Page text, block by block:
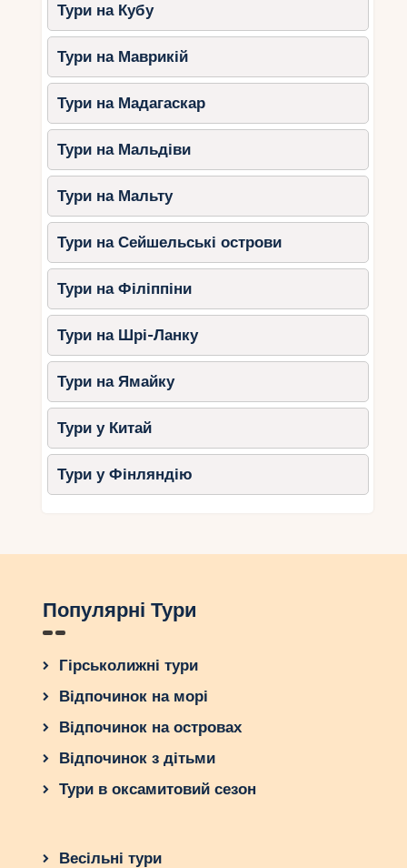
Лазурний Берег Франції пропонує величезну
різноманітність розваг для дітей. Від тематичних
парків та музеїв до природних заповідників та
пляжів тут кожен знайде щось до душі.
Плануйте свій відпочинок заздалегідь, щоб
встигнути насолодитися всіма можливостями
ці канікули надовго!
Тури на Кубу
Тури на Маврикій
Тури на Мадагаскар
Тури на Мальдіви
Тури на Мальту
Тури на Сейшельські острови
Тури на Філіппіни
Тури на Шрі-Ланку
Тури на Ямайку
Тури у Китай
Тури у Фінляндію
Популярні Тури
Гірськолижні тури
Відпочинок на морі
Відпочинок на островах
Відпочинок з дітьми
Тури в оксамитовий сезон
Весільні тури